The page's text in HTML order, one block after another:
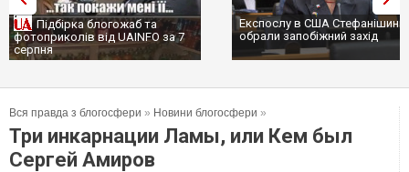
Експослу в США Стефанішиній
обрали запобіжний захід
Трамп не передасть Україні
сотні ракет до Patriot, бо у
Вся правда з блогосфери » Новини блогосфери »
Три инкарнации Ламы, или Кем был
Сергей Амиров